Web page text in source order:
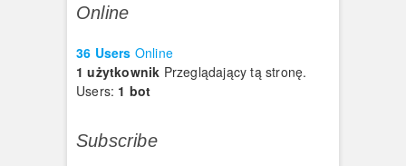
Online
36 Users Online
1 użytkownik Przeglądający tą stronę.
Users: 1 bot
Subscribe